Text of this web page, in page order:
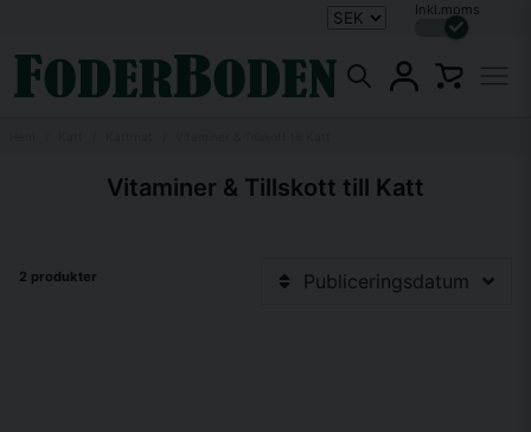
Inkl.moms
Vitaminer & Tillskott till Katt
2 produkter Publiceringsdatum